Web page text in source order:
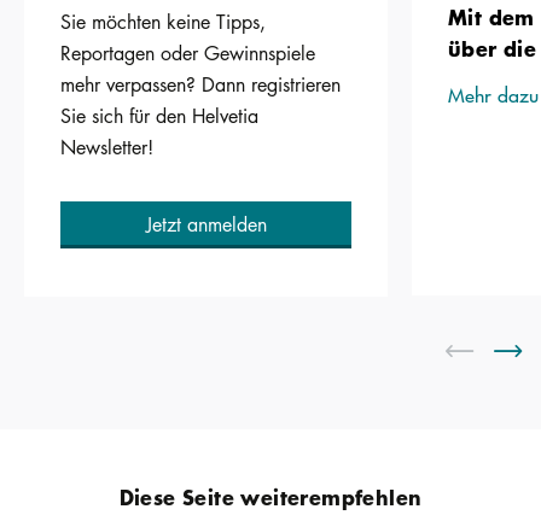
Sie möchten keine Tipps,
Reportagen oder Gewinnspiele
mehr verpassen? Dann registrieren
Sie sich für den Helvetia
Newsletter!
Jetzt anmelden
Mit
über
Mehr
Diese Seite weiterempfehlen